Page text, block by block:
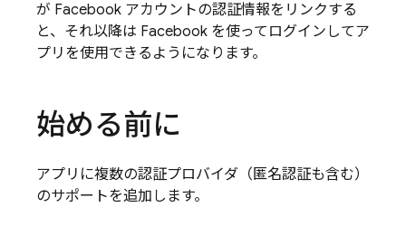
が Facebook アカウントの認証情報をリンクする
と、それ以降は Facebook を使ってログインしてア
プリを使用できるようになります。
始める前に
アプリに複数の認証プロバイダ（匿名認証も含む）
のサポートを追加します。